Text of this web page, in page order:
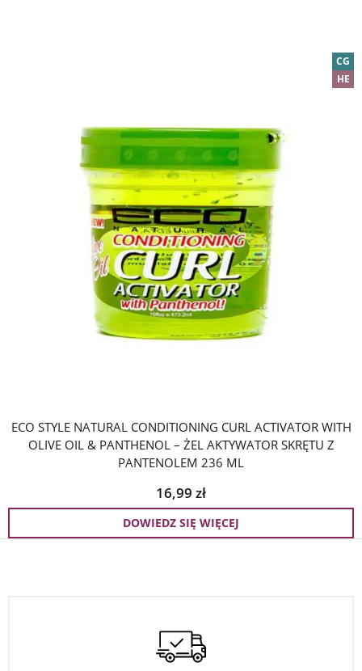
CG
HE
ECO STYLE NATURAL CONDITIONING CURL ACTIVATOR WITH
OLIVE OIL & PANTHENOL – ŻEL AKTYWATOR SKRĘTU Z
PANTENOLEM 236 ML
16,99 zł
DOWIEDZ SIĘ WIĘCEJ